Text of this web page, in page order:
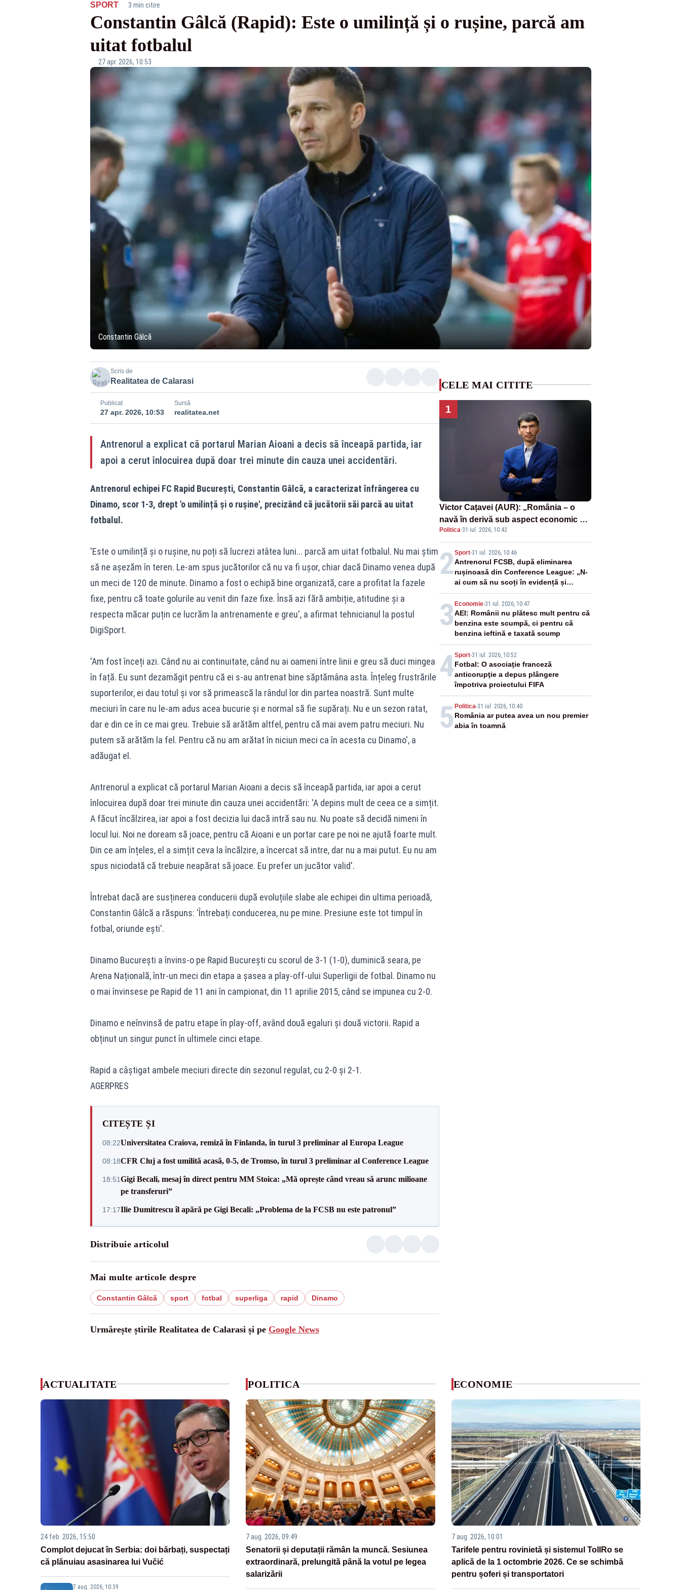
SPORT· 3 min citire
Constantin Gâlcă (Rapid): Este o umilință și o rușine, parcă am
uitat fotbalul
27 apr. 2026, 10:53
Constantin Gâlcă
Scris de
Realitatea de Calarasi
Publicat
27 apr. 2026, 10:53
Sursă
realitatea.net
Antrenorul a explicat că portarul Marian Aioani a decis să înceapă partida, iar
apoi a cerut înlocuirea după doar trei minute din cauza unei accidentări.
Antrenorul echipei FC Rapid București, Constantin Gâlcă, a caracterizat înfrângerea cu
Dinamo, scor 1-3, drept 'o umilință și o rușine', precizând că jucătorii săi parcă au uitat
fotbalul.
'Este o umilință și o rușine, nu poți să lucrezi atâtea luni... parcă am uitat fotbalul. Nu mai știm
să ne așezăm în teren. Le-am spus jucătorilor că nu va fi ușor, chiar dacă Dinamo venea după
un meci de 120 de minute. Dinamo a fost o echipă bine organizată, care a profitat la fazele
fixe, pentru că toate golurile au venit din faze fixe. Însă azi fără ambiție, atitudine și a
respecta măcar puțin ce lucrăm la antrenamente e greu', a afirmat tehnicianul la postul
DigiSport.
'Am fost înceți azi. Când nu ai continuitate, când nu ai oameni între linii e greu să duci mingea
în față. Eu sunt dezamăgit pentru că ei s-au antrenat bine săptămâna asta. Înțeleg frustrările
suporterilor, ei dau totul și vor să primească la rândul lor din partea noastră. Sunt multe
meciuri în care nu le-am adus acea bucurie și e normal să fie supărați. Nu e un sezon ratat,
dar e din ce în ce mai greu. Trebuie să arătăm altfel, pentru că mai avem patru meciuri. Nu
putem să arătăm la fel. Pentru că nu am arătat în niciun meci ca în acesta cu Dinamo', a
adăugat el.
Antrenorul a explicat că portarul Marian Aioani a decis să înceapă partida, iar apoi a cerut
înlocuirea după doar trei minute din cauza unei accidentări: 'A depins mult de ceea ce a simțit.
A făcut încălzirea, iar apoi a fost decizia lui dacă intră sau nu. Nu poate să decidă nimeni în
locul lui. Noi ne doream să joace, pentru că Aioani e un portar care pe noi ne ajută foarte mult.
Din ce am înțeles, el a simțit ceva la încălzire, a încercat să intre, dar nu a mai putut. Eu nu am
spus niciodată că trebuie neapărat să joace. Eu prefer un jucător valid'.
Întrebat dacă are susținerea conducerii după evoluțiile slabe ale echipei din ultima perioadă,
Constantin Gâlcă a răspuns: 'Întrebați conducerea, nu pe mine. Presiune este tot timpul în
fotbal, oriunde ești'.
Dinamo București a învins-o pe Rapid București cu scorul de 3-1 (1-0), duminică seara, pe
Arena Națională, într-un meci din etapa a șasea a play-off-ului Superligii de fotbal. Dinamo nu
o mai învinsese pe Rapid de 11 ani în campionat, din 11 aprilie 2015, când se impunea cu 2-0.
Dinamo e neînvinsă de patru etape în play-off, având două egaluri și două victorii. Rapid a
obținut un singur punct în ultimele cinci etape.
Rapid a câștigat ambele meciuri directe din sezonul regulat, cu 2-0 și 2-1.
AGERPRES
CITEȘTE ȘI
08:22Universitatea Craiova, remiză în Finlanda, în turul 3 preliminar al Europa League
08:18CFR Cluj a fost umilită acasă, 0-5, de Tromso, în turul 3 preliminar al Conference League
18:51Gigi Becali, mesaj în direct pentru MM Stoica: „Mă oprește când vreau să arunc milioane
pe transferuri”
17:17Ilie Dumitrescu îl apără pe Gigi Becali: „Problema de la FCSB nu este patronul”
Distribuie articolul
Mai multe articole despre
Constantin Gâlcă sport fotbal superliga rapid Dinamo
Urmărește știrile Realitatea de Calarasi și pe Google News
CELE MAI CITITE
1
Victor Cațavei (AUR): „România – o
navă în derivă sub aspect economic –
ca și rezultat al guvernărilor din ultimii
36 de ani”
Politica·31 iul. 2026, 10:42
2Sport-31 iul. 2026, 10:46
Antrenorul FCSB, după eliminarea
rușinoasă din Conference League: „N-
ai cum să nu scoți în evidență și
lucrurile bune”
3 Economie-31 iul. 2026, 10:47
AEI: Românii nu plătesc mult pentru că
benzina este scumpă, ci pentru că
benzina ieftină e taxată scump
4Sport-31 iul. 2026, 10:52
Fotbal: O asociaţie franceză
anticorupţie a depus plângere
împotriva proiectului FIFA
5 Politica-31 iul. 2026, 10:40
România ar putea avea un nou premier
abia în toamnă
ACTUALITATE
24 feb. 2026, 15:50
Complot dejucat în Serbia: doi bărbați, suspectați
că plănuiau asasinarea lui Vučić
7 aug. 2026, 10:39
POLITICA
7 aug. 2026, 09:49
Senatorii și deputații rămân la muncă. Sesiunea
extraordinară, prelungită până la votul pe legea
salarizării
ECONOMIE
7 aug. 2026, 10:01
Tarifele pentru rovinietă și sistemul TollRo se
aplică de la 1 octombrie 2026. Ce se schimbă
pentru șoferi și transportatori